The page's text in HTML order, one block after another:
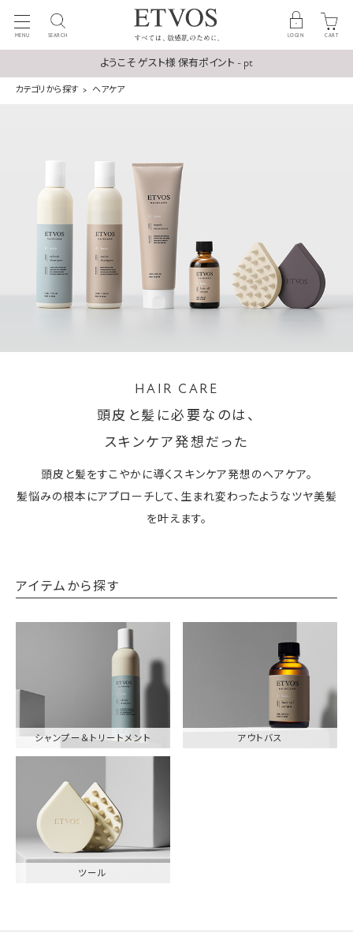
MENU SEARCH LOGIN CART
ようこそ ゲスト様 保有ポイント - pt
カテゴリから探す ヘアケア
HAIR CARE
頭皮と髪に必要なのは、
スキンケア発想だった
頭皮と髪をすこやかに導くスキンケア発想のヘアケア。
髪悩みの根本にアプローチして、生まれ変わったようなツヤ美髪
を叶えます。
アイテムから探す
シャンプー＆トリートメント アウトバス
ツール